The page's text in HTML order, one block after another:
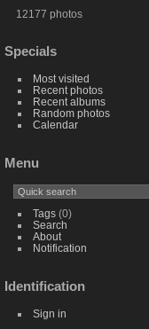
12177 photos
Specials
Most visited
Recent photos
Recent albums
Random photos
Calendar
Menu
Tags(0)
Search
About
Notification
Identification
Sign in